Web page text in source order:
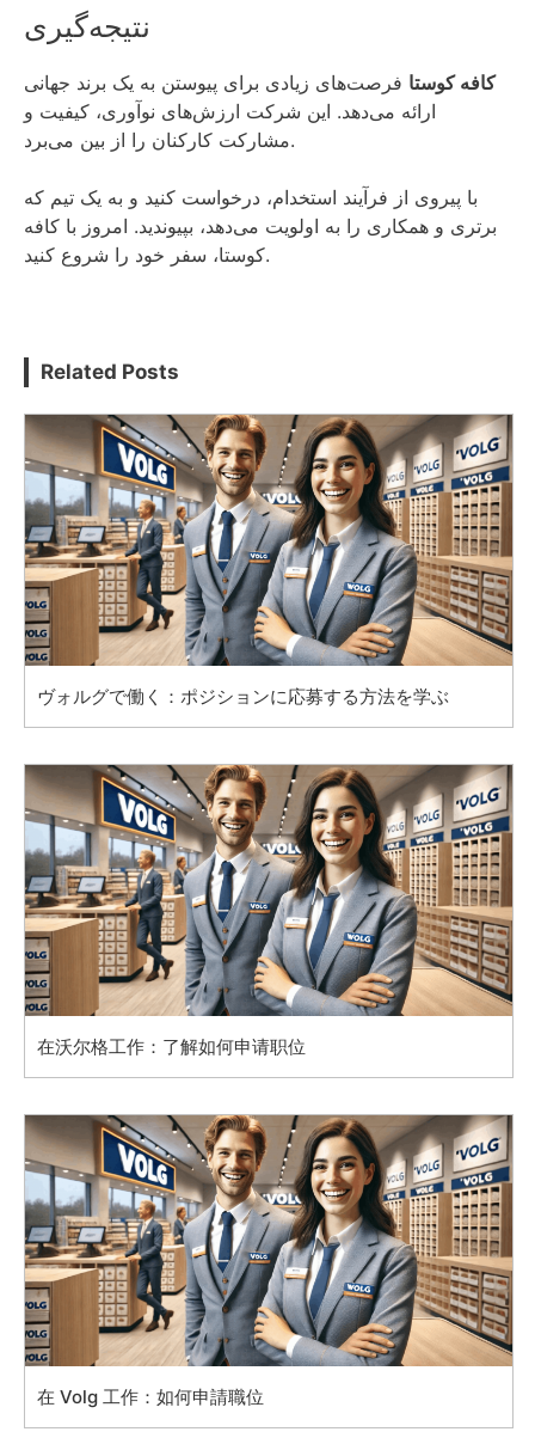
نتیجه‌گیری
کافه کوستا فرصت‌های زیادی برای پیوستن به یک برند جهانی
ارائه می‌دهد. این شرکت ارزش‌های نوآوری، کیفیت و
مشارکت کارکنان را از بین می‌برد.
با پیروی از فرآیند استخدام، درخواست کنید و به یک تیم که
برتری و همکاری را به اولویت می‌دهد، بپیوندید. امروز با کافه
کوستا، سفر خود را شروع کنید.
Related Posts
ヴォルグで働く：ポジションに応募する方法を学ぶ
在沃尔格工作：了解如何申请职位
在 Volg 工作：如何申請職位